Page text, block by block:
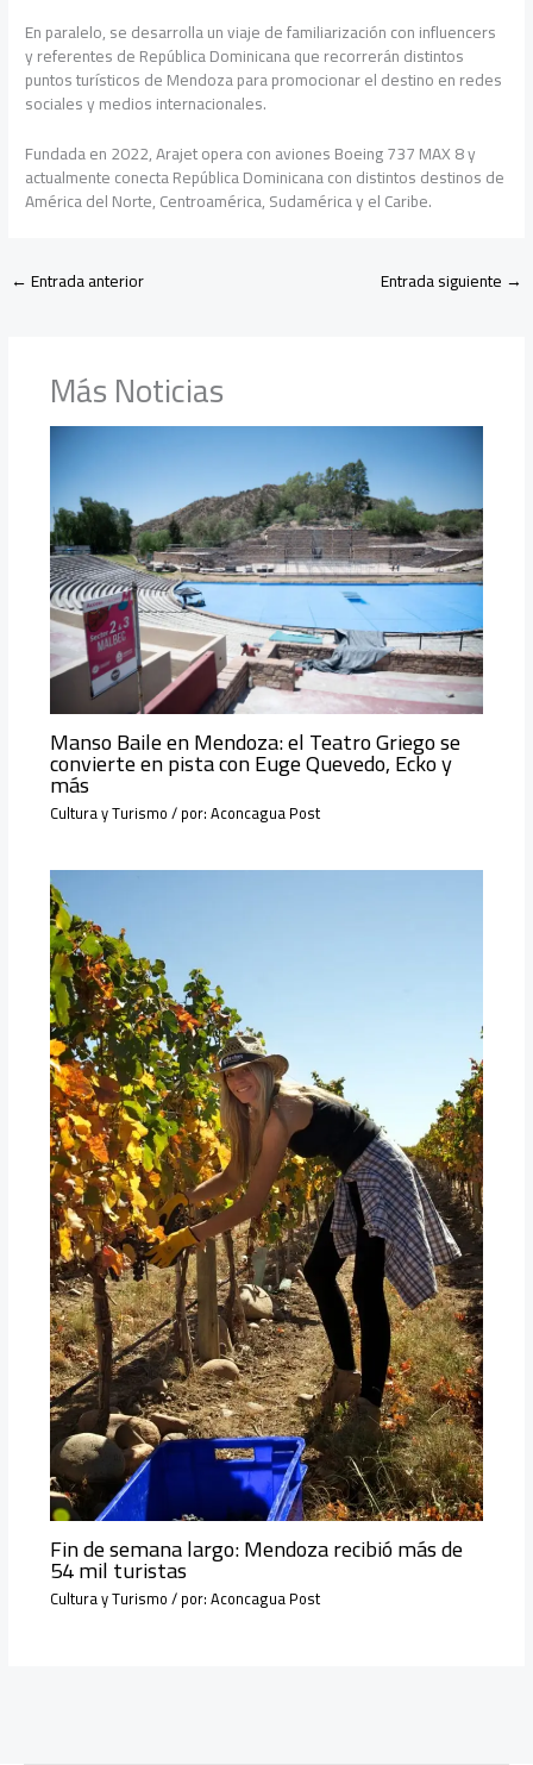
En paralelo, se desarrolla un viaje de familiarización con influencers
y referentes de República Dominicana que recorrerán distintos
puntos turísticos de Mendoza para promocionar el destino en redes
sociales y medios internacionales.
Fundada en 2022, Arajet opera con aviones Boeing 737 MAX 8 y
actualmente conecta República Dominicana con distintos destinos de
América del Norte, Centroamérica, Sudamérica y el Caribe.
←Entrada anterior Entrada siguiente →
Más Noticias
Manso Baile en Mendoza: el Teatro Griego se
convierte en pista con Euge Quevedo, Ecko y
más
Cultura y Turismo/ por:Aconcagua Post
Fin de semana largo: Mendoza recibió más de
54 mil turistas
Cultura y Turismo/ por:Aconcagua Post